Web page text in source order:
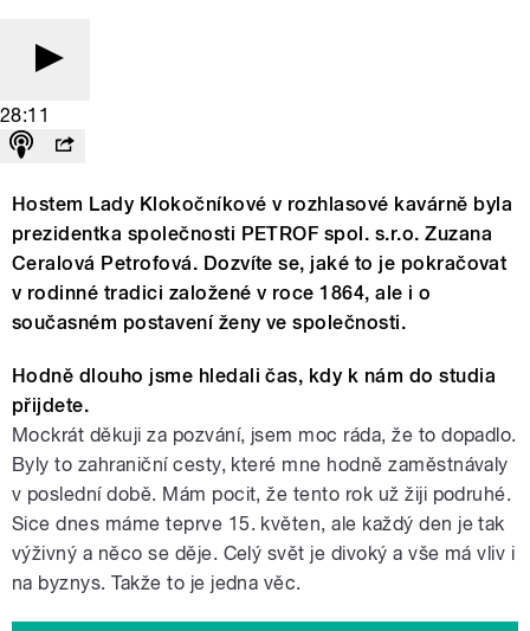
28:11
Hostem Lady Klokočníkové v rozhlasové kavárně byla
prezidentka společnosti PETROF spol. s.r.o. Zuzana
Ceralová Petrofová. Dozvíte se, jaké to je pokračovat
v rodinné tradici založené v roce 1864, ale i o
současném postavení ženy ve společnosti.
Hodně dlouho jsme hledali čas, kdy k nám do studia
přijdete.
Mockrát děkuji za pozvání, jsem moc ráda, že to dopadlo.
Byly to zahraniční cesty, které mne hodně zaměstnávaly
v poslední době. Mám pocit, že tento rok už žiji podruhé.
Sice dnes máme teprve 15. květen, ale každý den je tak
výživný a něco se děje. Celý svět je divoký a vše má vliv i
na byznys. Takže to je jedna věc.